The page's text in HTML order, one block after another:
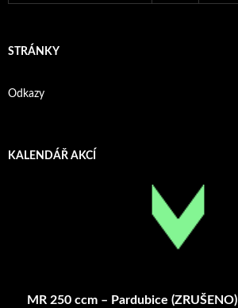
STRÁNKY
Odkazy
KALENDÁŘ AKCÍ
MR 250 ccm – Pardubice (ZRUŠENO)